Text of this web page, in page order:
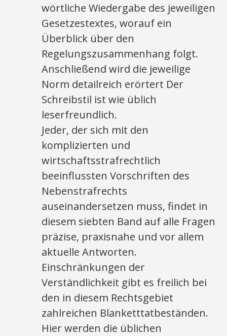
wörtliche Wiedergabe des jeweiligen
Gesetzestextes, worauf ein
Überblick über den
Regelungszusammenhang folgt.
Anschließend wird die jeweilige
Norm detailreich erörtert Der
Schreibstil ist wie üblich
leserfreundlich.
Jeder, der sich mit den
komplizierten und
wirtschaftsstrafrechtlich
beeinflussten Vorschriften des
Nebenstrafrechts
auseinandersetzen muss, findet in
diesem siebten Band auf alle Fragen
präzise, praxisnahe und vor allem
aktuelle Antworten.
Einschränkungen der
Verständlichkeit gibt es freilich bei
den in diesem Rechtsgebiet
zahlreichen Blanketttatbeständen.
Hier werden die üblichen